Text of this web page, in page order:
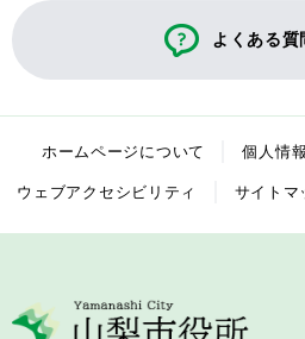
よくある質
ホームページについて 個人情
ウェブアクセシビリティ サイトマ